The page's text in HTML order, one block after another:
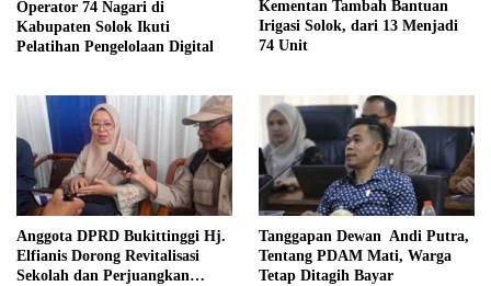
Operator 74 Nagari di
Kabupaten Solok Ikuti
Pelatihan Pengelolaan Digital
Kementan Tambah Bantuan
Irigasi Solok, dari 13 Menjadi
74 Unit
Anggota DPRD Bukittinggi Hj.
Elfianis Dorong Revitalisasi
Sekolah dan Perjuangkan
Tanggapan Dewan Andi Putra,
Tentang PDAM Mati, Warga
Tetap Ditagih Bayar